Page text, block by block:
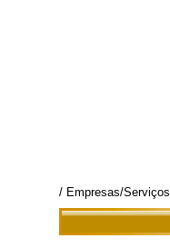
/ Empresas/Serviços